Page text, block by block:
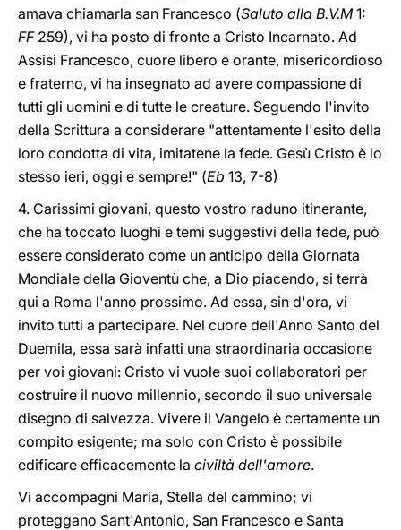
amava chiamarla san Francesco (Saluto alla B.V.M1:
FF259), vi ha posto di fronte a Cristo Incarnato. Ad
Assisi Francesco, cuore libero e orante, misericordioso
e fraterno, vi ha insegnato ad avere compassione di
tutti gli uomini e di tutte le creature. Seguendo l'invito
della Scrittura a considerare "attentamente l'esito della
loro condotta di vita, imitatene la fede. Gesù Cristo è lo
stesso ieri, oggi e sempre!" (Eb 13, 7-8)
4. Carissimi giovani, questo vostro raduno itinerante,
che ha toccato luoghi e temi suggestivi della fede, può
essere considerato come un anticipo della Giornata
Mondiale della Gioventù che, a Dio piacendo, si terrà
qui a Roma l'anno prossimo. Ad essa, sin d'ora, vi
invito tutti a partecipare. Nel cuore dell'Anno Santo del
Duemila, essa sarà infatti una straordinaria occasione
per voi giovani: Cristo vi vuole suoi collaboratori per
costruire il nuovo millennio, secondo il suo universale
disegno di salvezza. Vivere il Vangelo è certamente un
compito esigente; ma solo con Cristo è possibile
edificare efficacemente la civiltà dell'amore.
Vi accompagni Maria, Stella del cammino; vi
proteggano Sant'Antonio, San Francesco e Santa